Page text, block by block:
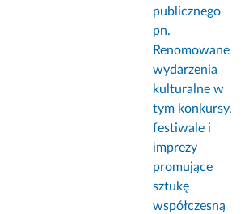
publicznego
pn.
Renomowane
wydarzenia
kulturalne w
tym konkursy,
festiwale i
imprezy
promujące
sztukę
współczesną